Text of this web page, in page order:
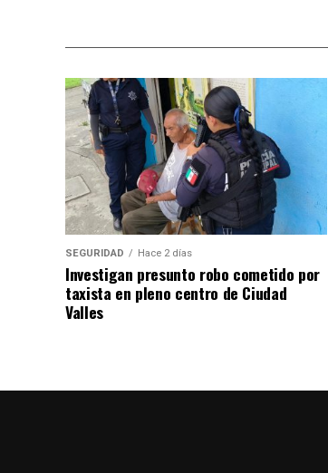
SEGURIDAD Hace 2 días
Investigan presunto robo cometido por
taxista en pleno centro de Ciudad
Valles